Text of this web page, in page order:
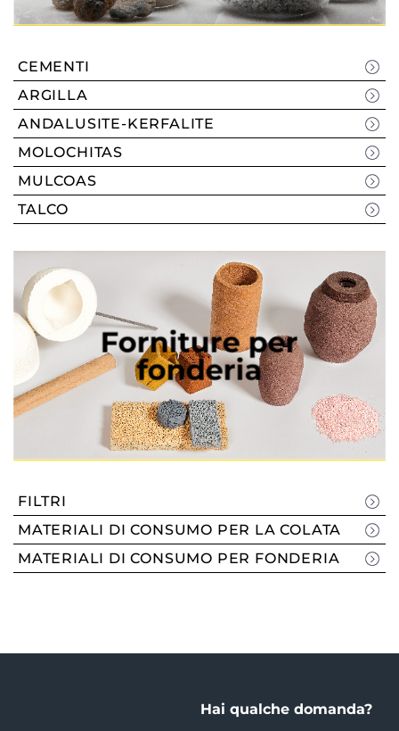
CEMENTI
ARGILLA
ANDALUSITE-KERFALITE
MOLOCHITAS
MULCOAS
TALCO
Forniture per
fonderia
FILTRI
MATERIALI DI CONSUMO PER LA COLATA
MATERIALI DI CONSUMO PER FONDERIA
Hai qualche domanda?